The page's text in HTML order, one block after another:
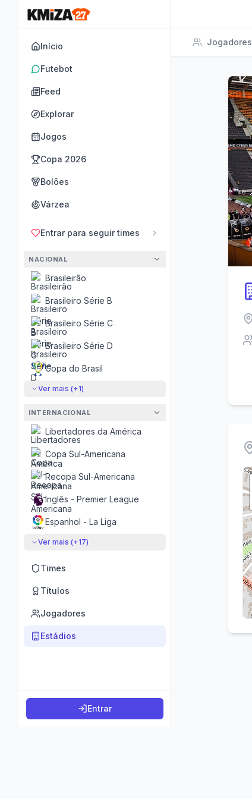
Início
Futebot
Feed
Explorar
Jogos
Copa 2026
Bolões
Várzea
Entrar para seguir times
NACIONAL
Brasileirão
Brasileiro Série B
Brasileiro Série C
Brasileiro Série D
Copa do Brasil
Ver mais (+1)
INTERNACIONAL
Libertadores da América
Copa Sul-Americana
Recopa Sul-Americana
Inglês - Premier League
Espanhol - La Liga
Ver mais (+17)
Times
Títulos
Jogadores
Estádios
Entrar
Jogadores